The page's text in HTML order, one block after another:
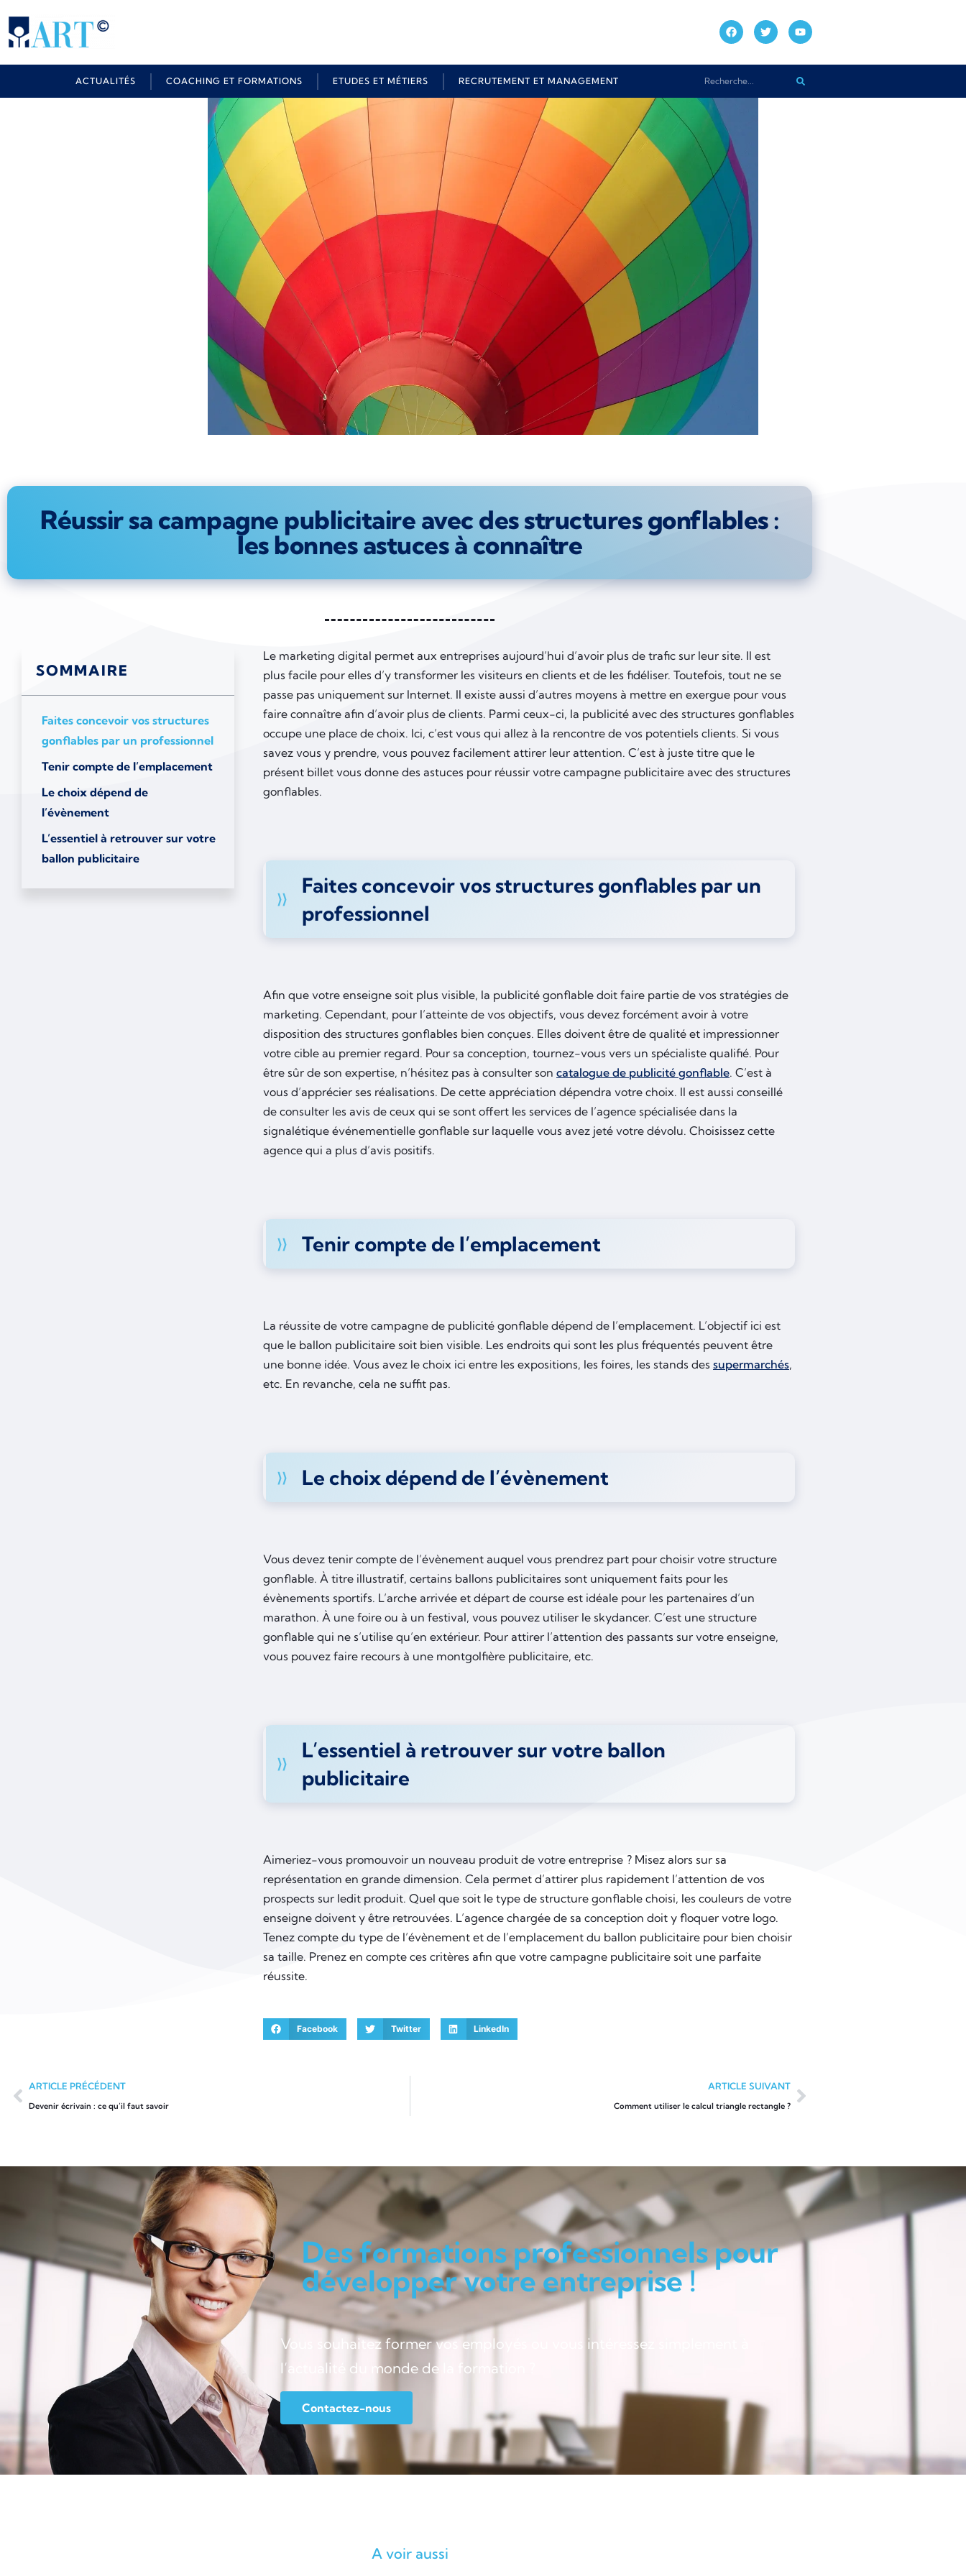
ACTUALITÉS COACHING ET FORMATIONS ETUDES ET MÉTIERS RECRUTEMENT ET MANAGEMENT
Réussir sa campagne publicitaire avec des structures gonflables :
les bonnes astuces à connaître
SOMMAIRE
Faites concevoir vos structures
gonflables par un professionnel
Tenir compte de l’emplacement
Le choix dépend de
l’évènement
L’essentiel à retrouver sur votre
ballon publicitaire
Le marketing digital permet aux entreprises aujourd’hui d’avoir plus de trafic sur leur site. Il est
plus facile pour elles d’y transformer les visiteurs en clients et de les fidéliser. Toutefois, tout ne se
passe pas uniquement sur Internet. Il existe aussi d’autres moyens à mettre en exergue pour vous
faire connaître afin d’avoir plus de clients. Parmi ceux-ci, la publicité avec des structures gonflables
occupe une place de choix. Ici, c’est vous qui allez à la rencontre de vos potentiels clients. Si vous
savez vous y prendre, vous pouvez facilement attirer leur attention. C’est à juste titre que le
présent billet vous donne des astuces pour réussir votre campagne publicitaire avec des structures
gonflables.
Faites concevoir vos structures gonflables par un
professionnel
Afin que votre enseigne soit plus visible, la publicité gonflable doit faire partie de vos stratégies de
marketing. Cependant, pour l’atteinte de vos objectifs, vous devez forcément avoir à votre
disposition des structures gonflables bien conçues. Elles doivent être de qualité et impressionner
votre cible au premier regard. Pour sa conception, tournez-vous vers un spécialiste qualifié. Pour
être sûr de son expertise, n’hésitez pas à consulter son catalogue de publicité gonflable. C’est à
vous d’apprécier ses réalisations. De cette appréciation dépendra votre choix. Il est aussi conseillé
de consulter les avis de ceux qui se sont offert les services de l’agence spécialisée dans la
signalétique événementielle gonflable sur laquelle vous avez jeté votre dévolu. Choisissez cette
agence qui a plus d’avis positifs.
Tenir compte de l’emplacement
La réussite de votre campagne de publicité gonflable dépend de l’emplacement. L’objectif ici est
que le ballon publicitaire soit bien visible. Les endroits qui sont les plus fréquentés peuvent être
une bonne idée. Vous avez le choix ici entre les expositions, les foires, les stands des supermarchés,
etc. En revanche, cela ne suffit pas.
Le choix dépend de l’évènement
Vous devez tenir compte de l’évènement auquel vous prendrez part pour choisir votre structure
gonflable. À titre illustratif, certains ballons publicitaires sont uniquement faits pour les
évènements sportifs. L’arche arrivée et départ de course est idéale pour les partenaires d’un
marathon. À une foire ou à un festival, vous pouvez utiliser le skydancer. C’est une structure
gonflable qui ne s’utilise qu’en extérieur. Pour attirer l’attention des passants sur votre enseigne,
vous pouvez faire recours à une montgolfière publicitaire, etc.
L’essentiel à retrouver sur votre ballon
publicitaire
Aimeriez-vous promouvoir un nouveau produit de votre entreprise ? Misez alors sur sa
représentation en grande dimension. Cela permet d’attirer plus rapidement l’attention de vos
prospects sur ledit produit. Quel que soit le type de structure gonflable choisi, les couleurs de votre
enseigne doivent y être retrouvées. L’agence chargée de sa conception doit y floquer votre logo.
Tenez compte du type de l’évènement et de l’emplacement du ballon publicitaire pour bien choisir
sa taille. Prenez en compte ces critères afin que votre campagne publicitaire soit une parfaite
réussite.
Facebook Twitter LinkedIn
ARTICLE PRÉCÉDENT
Devenir écrivain : ce qu’il faut savoir
ARTICLE SUIVANT
Comment utiliser le calcul triangle rectangle ?
Des formations professionnels pour
développer votre entreprise !
Vous souhaitez former vos employés ou vous intéressez simplement à
l’actualité du monde de la formation ?
Contactez-nous
A voir aussi